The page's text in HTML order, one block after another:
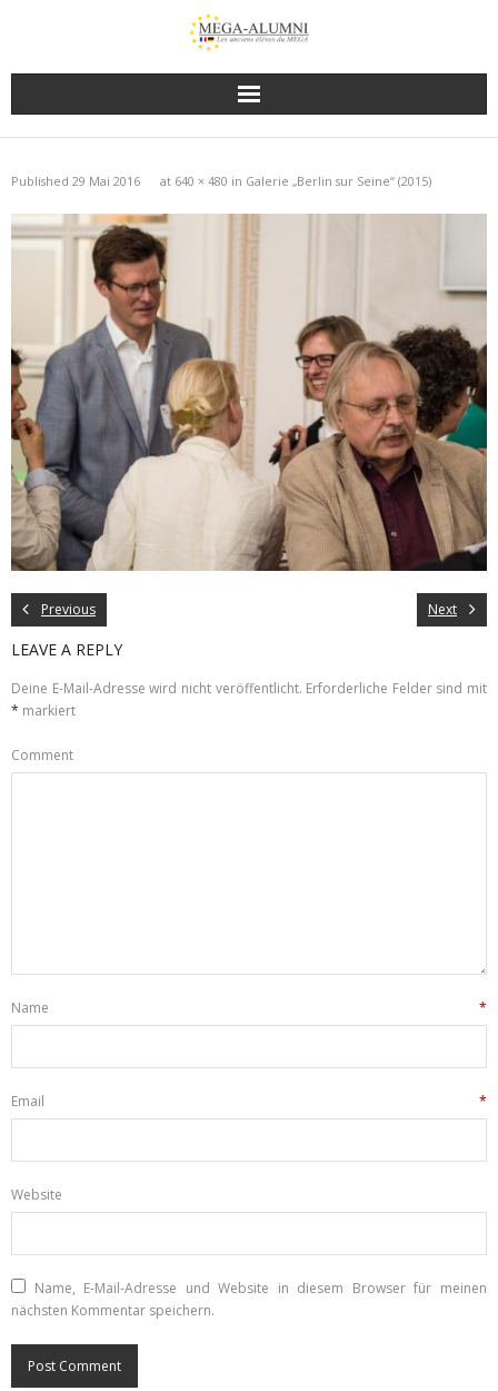
Published 29 Mai 2016 at 640 × 480 in Galerie „Berlin sur Seine“ (2015)
Previous Next
LEAVE A REPLY
Deine E-Mail-Adresse wird nicht veröffentlicht. Erforderliche Felder sind mit
* markiert
Comment
Name *
Email *
Website
Name, E-Mail-Adresse und Website in diesem Browser für meinen
nächsten Kommentar speichern.